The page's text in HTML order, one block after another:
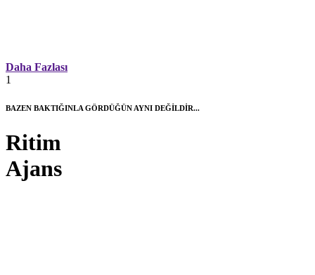
Daha Fazlası
1
BAZEN BAKTIĞINLA GÖRDÜĞÜN AYNI DEĞİLDİR...
Ritim
Ajans